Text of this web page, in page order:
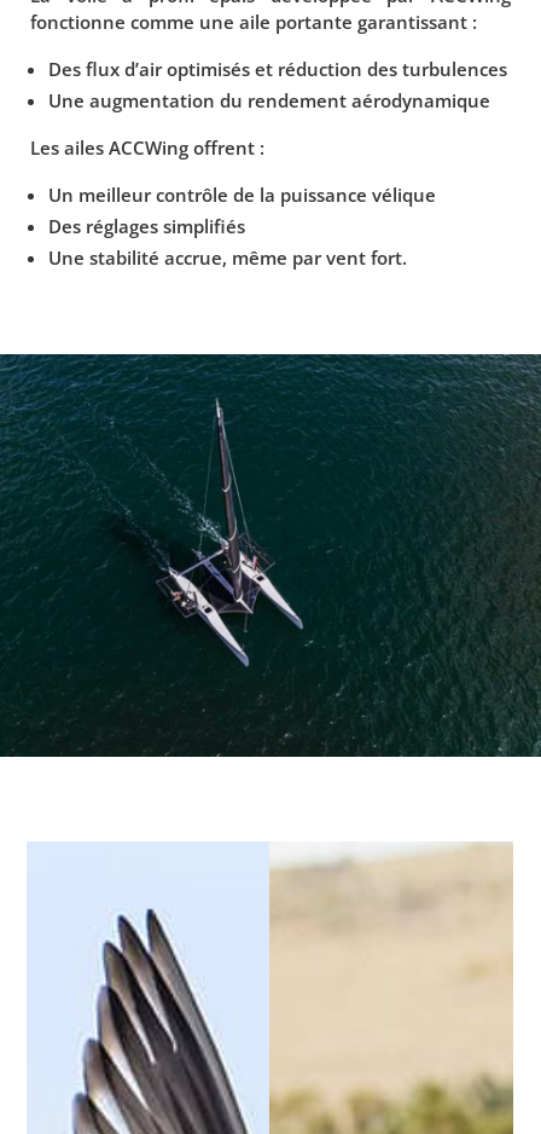
fonctionne comme une aile portante garantissant :
Des flux d’air optimisés et réduction des turbulences
Une augmentation du rendement aérodynamique
Les ailes ACCWing offrent :
Un meilleur contrôle de la puissance vélique
Des réglages simplifiés
Une stabilité accrue, même par vent fort.